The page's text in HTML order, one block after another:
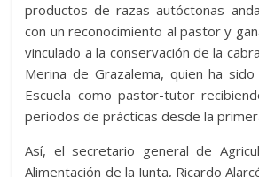
productos de razas autóctonas
con un reconocimiento al pastor y
vinculado a la conservación de la
Merina de Grazalema, quien ha
Escuela como pastor-tutor
periodos de prácticas desde la
Así, el secretario general de
Alimentación de la Junta, Ricardo